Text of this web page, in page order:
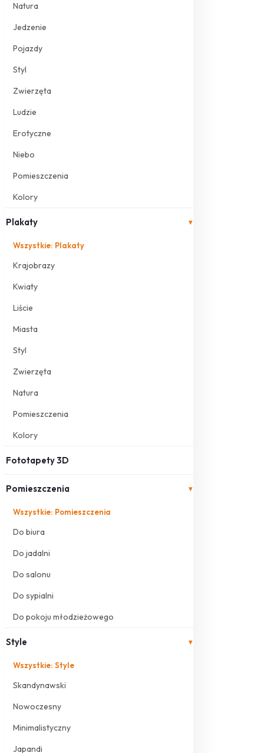
Natura
Jedzenie
Pojazdy
Styl
Zwierzęta
Ludzie
Erotyczne
Niebo
Pomieszczenia
Kolory
Plakaty ▾
Wszystkie: Plakaty
Krajobrazy
Kwiaty
Liście
Miasta
Styl
Zwierzęta
Natura
Pomieszczenia
Kolory
Fototapety 3D
Pomieszczenia ▾
Wszystkie: Pomieszczenia
Do biura
Do jadalni
Do salonu
Do sypialni
Do pokoju młodzieżowego
Style ▾
Wszystkie: Style
Skandynawski
Nowoczesny
Minimalistyczny
Japandi